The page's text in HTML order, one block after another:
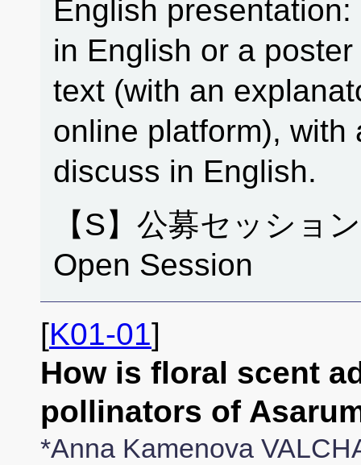
English
in English or a
text (with an
online platform), with
discuss in English.
【S】公募セッショ
Open Session
[K01-01]
How is floral scent
pollinators of
*Anna Kamenova